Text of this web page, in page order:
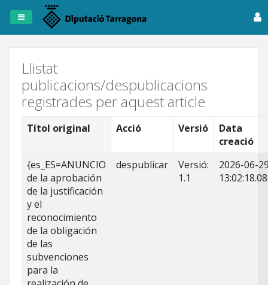
Registre
de
Dipta
Tots
els
registres
Llistat
publicacions/despublicacions
registrades per aquest article
Títol original Acció Versió
Data
creació
{es_ES=ANUNCIO
de la aprobación
de la justificación
y el
reconocimiento
de la obligación
de las
subvenciones
para la
despublicar
Versió:
1.1
2026-06-
13:02:18.08